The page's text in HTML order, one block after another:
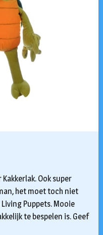
Ook super
het moet toch niet
Puppets. Mooie
te bespelen is. Geef